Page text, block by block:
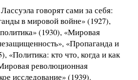
говорят сами за себя:
в мировой войне» (1927),
(1930), «Мировая
«Пропаганда и
«Политика: кто что, когда и как
революционная
исследование» (1939).